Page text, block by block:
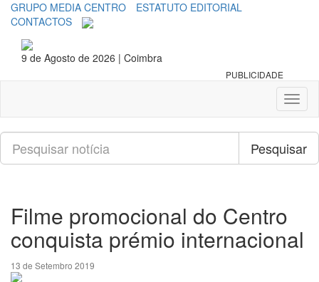
GRUPO MEDIA CENTRO
ESTATUTO EDITORIAL
CONTACTOS
9 de Agosto de 2026 | Coimbra
PUBLICIDADE
Pesquisar
Pesquisar
Filme promocional do Centro
conquista prémio internacional
13 de Setembro 2019